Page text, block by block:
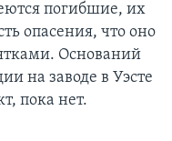
погибшие, их
опасения, что оно
Оснований
на заводе в Уэсте
пока нет.